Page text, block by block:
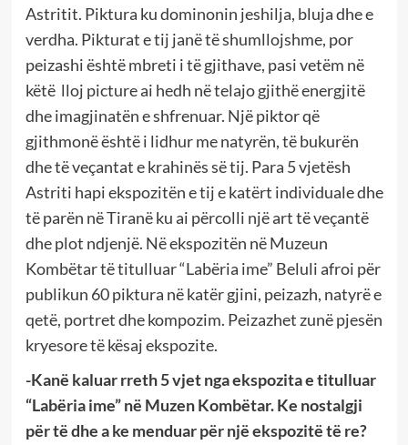
Astritit. Piktura ku dominonin jeshilja, bluja dhe e
verdha. Pikturat e tij janë të shumllojshme, por
peizashi është mbreti i të gjithave, pasi vetëm në
këtë lloj picture ai hedh në telajo gjithë energjitë
dhe imagjinatën e shfrenuar. Një piktor që
gjithmonë është i lidhur me natyrën, të bukurën
dhe të veçantat e krahinës së tij. Para 5 vjetësh
Astriti hapi ekspozitën e tij e katërt individuale dhe
të parën në Tiranë ku ai përcolli një art të veçantë
dhe plot ndjenjë. Në ekspozitën në Muzeun
Kombëtar të titulluar “Labëria ime” Beluli afroi për
publikun 60 piktura në katër gjini, peizazh, natyrë e
qetë, portret dhe kompozim. Peizazhet zunë pjesën
kryesore të kësaj ekspozite.
-Kanë kaluar rreth 5 vjet nga ekspozita e titulluar
“Labëria ime” në Muzen Kombëtar. Ke nostalgji
për të dhe a ke menduar për një ekspozitë të re?